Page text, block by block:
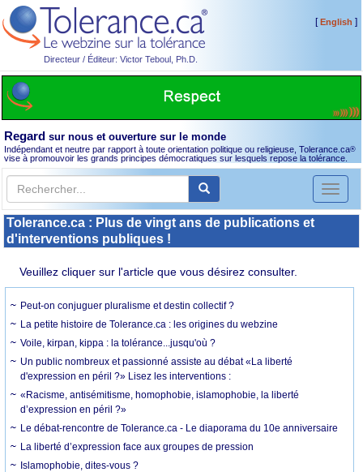
Directeur / Éditeur: Victor Teboul, Ph.D.
[English ]
Regard sur nous et ouverture sur le monde
Indépendant et neutre par rapport à toute orientation politique ou religieuse, Tolerance.ca®
vise à promouvoir les grands principes démocratiques sur lesquels repose la tolérance.
Toggle
Tolerance.ca : Plus de vingt ans de publications et
d'interventions publiques !
Veuillez cliquer sur l'article que vous désirez consulter.
Peut-on conjuguer pluralisme et destin collectif ?
La petite histoire de Tolerance.ca : les origines du webzine
Voile, kirpan, kippa : la tolérance...jusqu'où ?
Un public nombreux et passionné assiste au débat «La liberté
d'expression en péril ?» Lisez les interventions :
«Racisme, antisémitisme, homophobie, islamophobie, la liberté
d’expression en péril ?»
Le débat-rencontre de Tolerance.ca - Le diaporama du 10e anniversaire
La liberté d’expression face aux groupes de pression
Islamophobie, dites-vous ?